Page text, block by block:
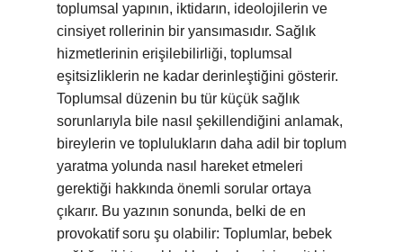
toplumsal yapının, iktidarın, ideolojilerin ve
cinsiyet rollerinin bir yansımasıdır. Sağlık
hizmetlerinin erişilebilirliği, toplumsal
eşitsizliklerin ne kadar derinleştiğini gösterir.
Toplumsal düzenin bu tür küçük sağlık
sorunlarıyla bile nasıl şekillendiğini anlamak,
bireylerin ve toplulukların daha adil bir toplum
yaratma yolunda nasıl hareket etmeleri
gerektiği hakkında önemli sorular ortaya
çıkarır. Bu yazının sonunda, belki de en
provokatif soru şu olabilir: Toplumlar, bebek